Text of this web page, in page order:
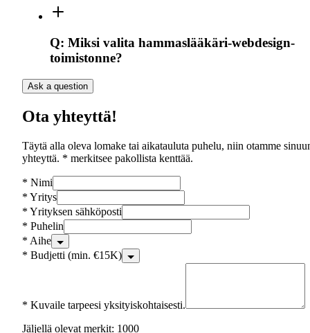
Q: Miksi valita hammaslääkäri-webdesign-
toimistonne?
Ask a question
Ota yhteyttä!
Täytä alla oleva lomake tai aikatauluta puhelu, niin otamme
yhteyttä. * merkitsee pakollista kenttää.
* Nimi
* Yritys
* Yrityksen sähköposti
* Puhelin
* Aihe
* Budjetti (min. €15K)
* Kuvaile tarpeesi yksityiskohtaisesti.
Jäljellä olevat merkit: 1000